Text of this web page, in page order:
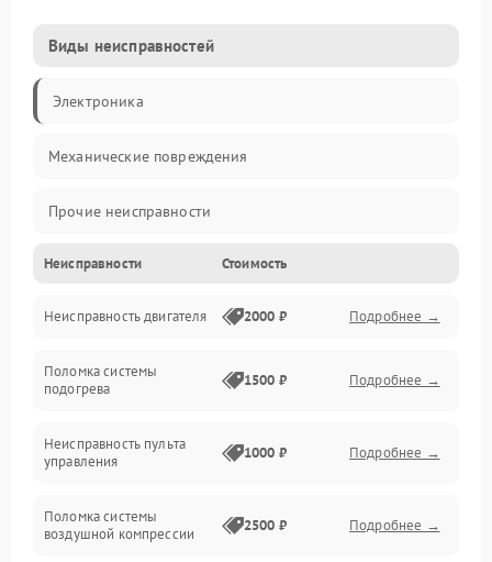
Виды неисправностей
Электроника
Механические повреждения
Прочие неисправности
Управление
Проблемы с массажем
Включение и питание
Электроника и датчики
Неисправности Стоимость
Неисправность двигателя 2000 ₽ Подробнее →
Поломка системы
подогрева
1500 ₽ Подробнее →
Неисправность пульта
управления
1000 ₽ Подробнее →
Поломка системы
воздушной компрессии
2500 ₽ Подробнее →